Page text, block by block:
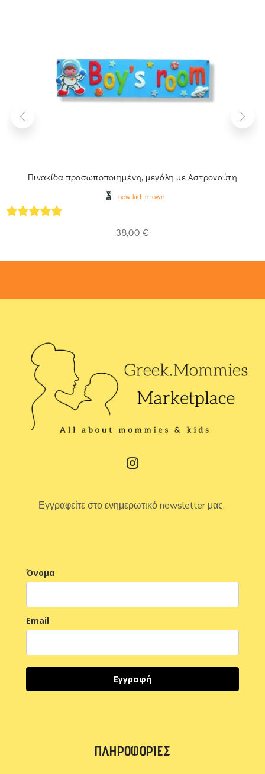
Πινακίδα προσωποποιημένη, μεγάλη με Αστροναύτη
new kid in town
38,00 €
Εγγραφείτε στο ενημερωτικό newsletter μας.
Όνομα
Email
Εγγραφή
ΠΛΗΡΟΦΟΡΊΕΣ